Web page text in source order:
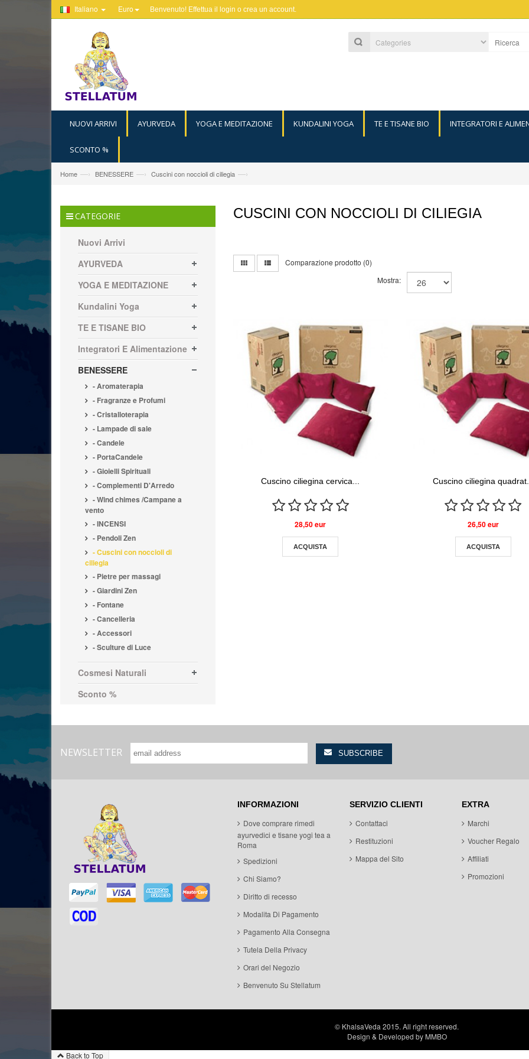
Italiano Euro Benvenuto! Effettua il login o crea un account.
NUOVI ARRIVI AYURVEDA YOGA E MEDITAZIONE KUNDALINI YOGA TE E TISANE BIO INTEGRATORI E
SCONTO %
Home —› BENESSERE —› Cuscini con noccioli di ciliegia —›
CATEGORIE
Nuovi Arrivi
AYURVEDA
YOGA E MEDITAZIONE
Kundalini Yoga
TE E TISANE BIO
Integratori E Alimentazione
BENESSERE
- Aromaterapia
- Fragranze e Profumi
- Cristalloterapia
- Lampade di sale
- Candele
- PortaCandele
- Gioielli Spirituali
- Complementi D'Arredo
- Wind chimes /Campane a
vento
- INCENSI
- Pendoli Zen
- Cuscini con noccioli di
ciliegia
- Pietre per massagi
- Giardini Zen
- Fontane
- Cancelleria
- Accessori
- Sculture di Luce
Cosmesi Naturali
Sconto %
CUSCINI CON NOCCIOLI DI CILIEGIA
Comparazione prodotto (0)
Mostra:
Cuscino ciliegina cervica...
28,50 eur
ACQUISTA
Cuscino ciliegina
26,50 eur
ACQUISTA
NEWSLETTER
INFORMAZIONI
Dove comprare rimedi
ayurvedici e tisane yogi tea a
Roma
Spedizioni
Chi Siamo?
Diritto di recesso
Modalita Di Pagamento
Pagamento Alla Consegna
Tutela Della Privacy
Orari del Negozio
Benvenuto Su Stellatum
SERVIZIO CLIENTI
Contattaci
Restituzioni
Mappa del Sito
EXTRA
Marchi
Voucher Regalo
Affiliati
Promozioni
© KhalsaVeda 2015. All right reserved.
Design & Developed by MMBO
Back to Top